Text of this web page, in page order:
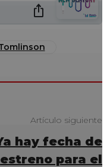
Artículo siguiente
hay fecha de
estreno para el